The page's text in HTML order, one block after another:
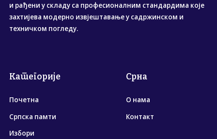
и рађени у складу са професионалним стандардима које
захтијева модерно извјештавање у садржинском и
техничком погледу.
Категорије
Почетна
Српска памти
Избори
Срна
О нама
Контакт